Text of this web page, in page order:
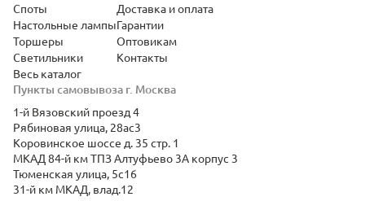
Пункты самовывоза г. Москва
1-й Вязовский проезд 4
Рябиновая улица, 28ас3
Коровинское шоссе д. 35 стр. 1
МКАД 84-й км ТПЗ Алтуфьево 3А корпус 3
Тюменская улица, 5с16
31-й км МКАД, влад.12
Споты
Настольные лампы
Торшеры
Светильники
Весь каталог
Доставка и оплата
Гарантии
Оптовикам
Контакты